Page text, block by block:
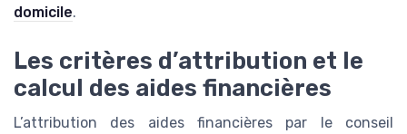
domicile.
Les critères d’attribution et le
calcul des aides financières
L’attribution des aides financières par le conseil